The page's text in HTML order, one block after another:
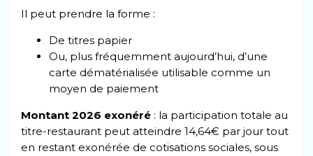
Il peut prendre la forme :
De titres papier
Ou, plus fréquemment aujourd’hui, d’une
carte dématérialisée utilisable comme un
moyen de paiement
Montant 2026 exonéré: la participation totale au
titre-restaurant peut atteindre 14,64€ par jour tout
en restant exonérée de cotisations sociales, sous